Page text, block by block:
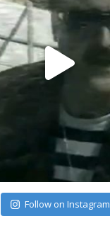
Follow on Instagram